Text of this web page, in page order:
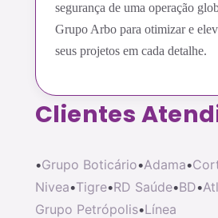
segurança de uma operação
Grupo Arbo para otimizar e
seus projetos em cada detalhe.
Clientes
•Grupo Boticário•Adama•
Nivea•Tigre•RD Saúde•BD•
Grupo Petrópolis•Línea